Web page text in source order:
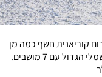
קוריאנית חשף כמה מן
המפרטים הפוטנציאליים של הקרוסאובר החשמלי הגדול עם 7 מושבים.